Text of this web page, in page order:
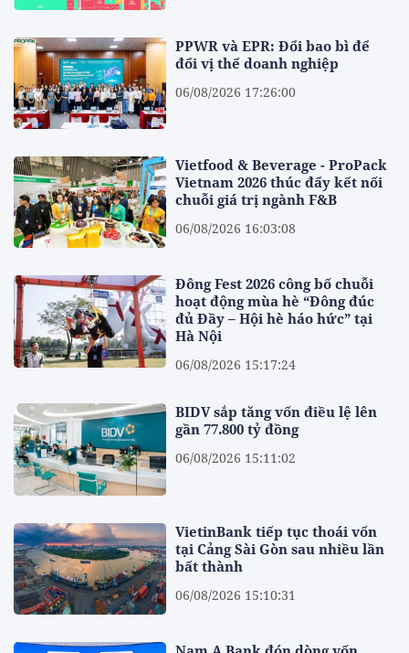
PPWR và EPR: Đổi bao bì để
đổi vị thế doanh nghiệp
06/08/2026 17:26:00
Vietfood & Beverage - ProPack
Vietnam 2026 thúc đẩy kết nối
chuỗi giá trị ngành F&B
06/08/2026 16:03:08
Đông Fest 2026 công bố chuỗi
hoạt động mùa hè “Đông đúc
đủ Đầy – Hội hè háo hức” tại
Hà Nội
06/08/2026 15:17:24
BIDV sắp tăng vốn điều lệ lên
gần 77.800 tỷ đồng
06/08/2026 15:11:02
VietinBank tiếp tục thoái vốn
tại Cảng Sài Gòn sau nhiều lần
bất thành
06/08/2026 15:10:31